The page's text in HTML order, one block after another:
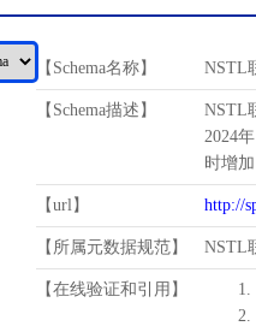
【Schema名称】 NSTL
【Schema描述】
NSTL
2024
时增
【url】 http://
【所属元数据规范】 NSTL
【在线验证和引用】
1.
2.